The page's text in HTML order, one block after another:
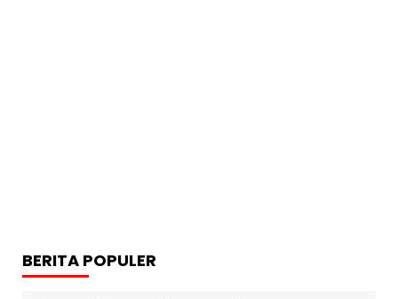
BERITA POPULER